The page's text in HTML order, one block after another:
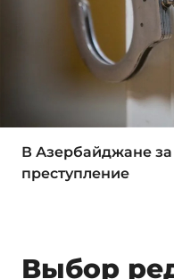
В Азербайджане за
преступление
Выбор